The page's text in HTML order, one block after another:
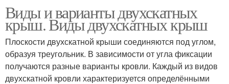
Виды и варианты двухскатных
крыш. Виды двухскатных крыш
Плоскости двухскатной крыши соединяются под углом,
образуя треугольник. В зависимости от угла фиксации
получаются разные варианты кровли. Каждый из видов
двухскатной кровли характеризуется определёнными